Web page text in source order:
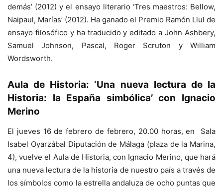
demás’ (2012) y el ensayo literario ‘Tres maestros: Bellow,
Naipaul, Marías’ (2012). Ha ganado el Premio Ramón Llul de
ensayo filosófico y ha traducido y editado a John Ashbery,
Samuel Johnson, Pascal, Roger Scruton y William
Wordsworth.
Aula de Historia: ‘Una nueva lectura de la
Historia: la España simbólica’ con Ignacio
Merino
El jueves 16 de febrero de febrero, 20.00 horas, en Sala
Isabel Oyarzábal Diputación de Málaga (plaza de la Marina,
4), vuelve el Aula de Historia, con Ignacio Merino, que hará
una nueva lectura de la historia de nuestro país a través de
los símbolos como la estrella andaluza de ocho puntas que